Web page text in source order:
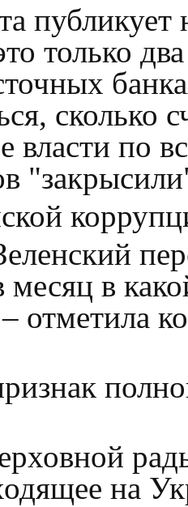
только
сколько
власти по
месяц в
отметила
на